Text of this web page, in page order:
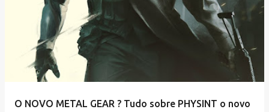
O NOVO METAL GEAR ? Tudo sobre PHYSINT o novo